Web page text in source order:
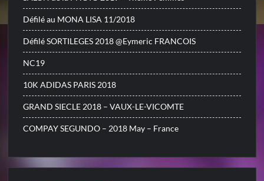
Défilé au MONA LISA 11/2018
Défilé SORTILEGES 2018 @Eymeric FRANCOIS
NC19
10K ADIDAS PARIS 2018
GRAND SIECLE 2018 – VAUX-LE-VICOMTE
COMPAY SEGUNDO – 2018 May – France